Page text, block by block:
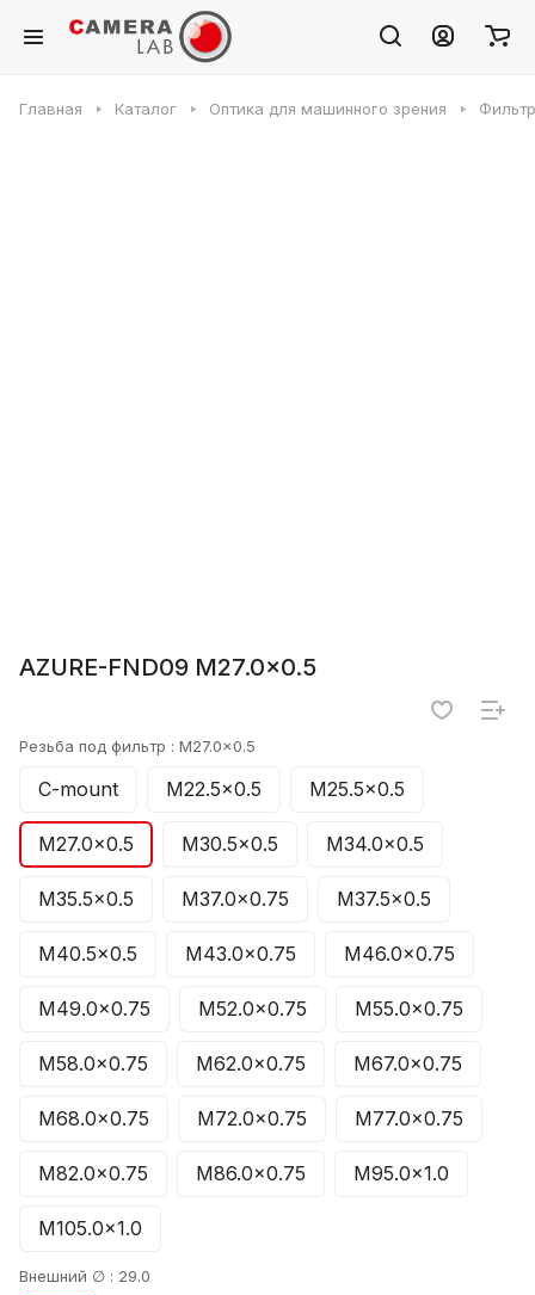
Главная Каталог Оптика для машинного зрения
AZURE-FND09 M27.0×0.5
Резьба под фильтр : M27.0×0.5
C-mount M22.5×0.5 M25.5×0.5
M27.0×0.5 M30.5×0.5 M34.0×0.5
M35.5×0.5 M37.0×0.75 M37.5×0.5
M40.5×0.5 M43.0×0.75 M46.0×0.75
M49.0×0.75 M52.0×0.75 M55.0×0.75
M58.0×0.75 M62.0×0.75 M67.0×0.75
M68.0×0.75 M72.0×0.75 M77.0×0.75
M82.0×0.75 M86.0×0.75 M95.0×1.0
M105.0×1.0
Внешний ∅ : 29.0